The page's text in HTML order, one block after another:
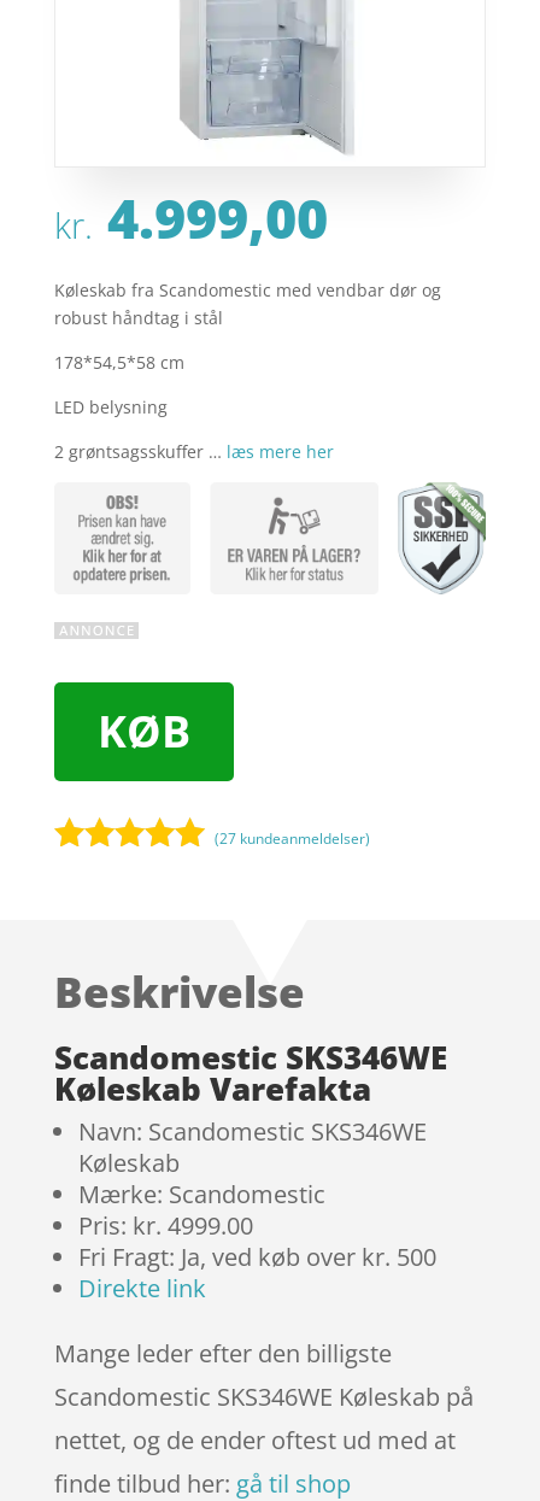
kr. 4.999,00
Køleskab fra Scandomestic med vendbar dør og
robust håndtag i stål
178*54,5*58 cm
LED belysning
2 grøntsagsskuffer … læs mere her
KØB
kundebedøm
(27 kundeanmeldelser)
Beskrivelse
Scandomestic SKS346WE
Køleskab Varefakta
Navn: Scandomestic SKS346WE
Køleskab
Mærke: Scandomestic
Pris: kr. 4999.00
Fri Fragt: Ja, ved køb over kr. 500
Direkte link
Mange leder efter den billigste
Scandomestic SKS346WE Køleskab på
nettet, og de ender oftest ud med at
finde tilbud her: gå til shop